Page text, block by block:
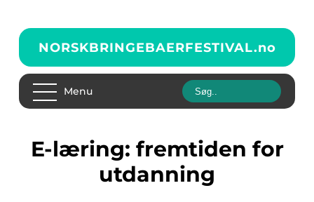
NORSKBRINGEBAERFESTIVAL.no
Menu
E-læring: fremtiden for
utdanning